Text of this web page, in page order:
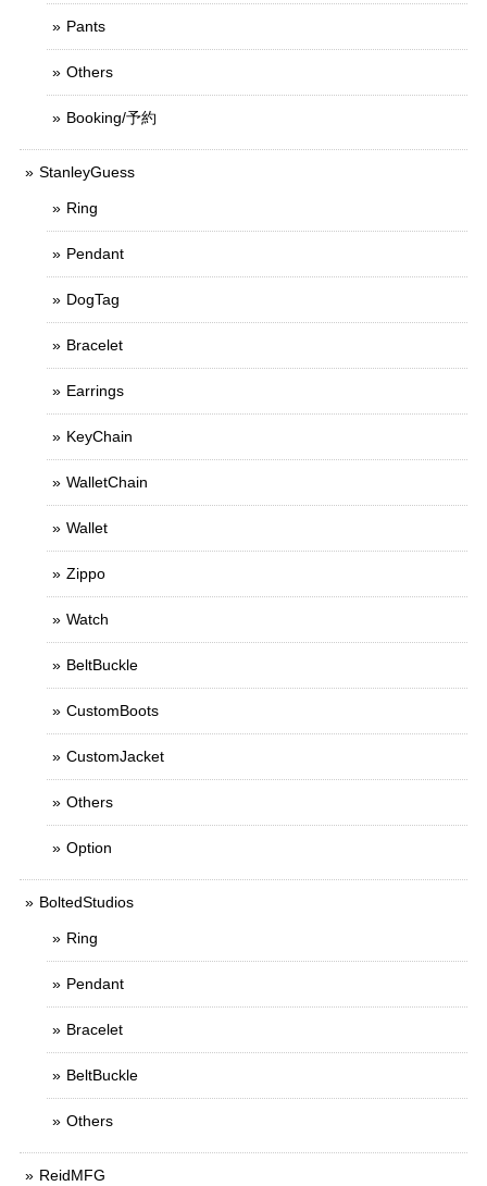
Pants
Others
Booking/予約
StanleyGuess
Ring
Pendant
DogTag
Bracelet
Earrings
KeyChain
WalletChain
Wallet
Zippo
Watch
BeltBuckle
CustomBoots
CustomJacket
Others
Option
BoltedStudios
Ring
Pendant
Bracelet
BeltBuckle
Others
ReidMFG